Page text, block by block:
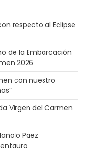
respecto al Eclipse
de la Embarcación
2026
con nuestro
Virgen del Carmen
Páez